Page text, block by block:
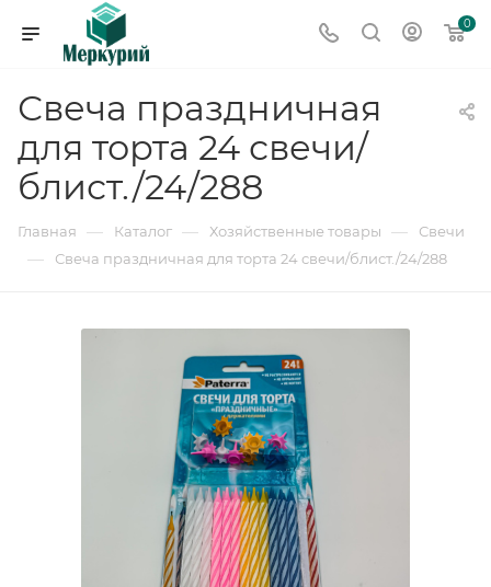
0
Свеча праздничная
для торта 24 свечи/
блист./24/288
Главная — Каталог — Хозяйственные товары — Свечи
— Свеча праздничная для торта 24 свечи/блист./24/288